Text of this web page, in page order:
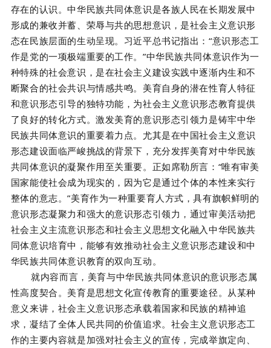
存在的认识。中华民族共同体意识是各族人民在长期发展中
形成的兼收并蓄、荣辱与共的思想意识，是社会主义意识形
态在民族层面的生动呈现。习近平总书记指出：“意识形态工
作是党的一项极端重要的工作。”中华民族共同体意识作为一
种特殊的社会意识，是在社会主义建设实践中逐渐内生和不
断聚合的社会共识与情感共鸣。美育自身的潜在性育人特征
和意识形态引导的独特功能，为社会主义意识形态教育提供
了良好的转化方式。激发美育的意识形态引领力是铸牢中华
民族共同体意识的重要着力点。尤其是在中国社会主义意识
形态建设面临严峻挑战的背景下，充分发挥美育对中华民族
共同体意识的凝聚作用至关重要。正如席勒所言：“唯有审美
国家能使社会成为现实的，因为它是通过个体的本性来实行
整体的意志。”美育作为一种重要育人方式，具有旗帜鲜明的
意识形态凝聚力和强大的意识形态引领力，通过审美活动把
社会主义主流意识形态和社会主义思想文化融入中华民族共
同体意识培育中，能够有效推动社会主义意识形态建设和中
华民族共同体意识教育的双向互动。
就内容而言，美育与中华民族共同体意识的意识形态属
性高度契合。美育是思想文化宣传教育的重要途径。从某种
意义来讲，社会主义意识形态承载着国家和民族的精神追
求，凝结了全体人民共同的价值追求。社会主义意识形态工
作的主要内容就是加强对社会主义的宣传，完成举旗定向、